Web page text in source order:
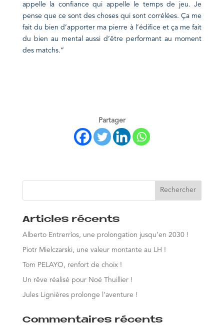
appelle la confiance qui appelle le temps de jeu. Je
pense que ce sont des choses qui sont corrélées. Ça me
fait du bien d’apporter ma pierre à l’édifice et ça me fait
du bien au mental aussi d’être performant au moment
des matchs.”
Partager
Articles récents
Alberto Entrerríos, une prolongation jusqu’en 2030 !
Piotr Mielczarski, une valeur montante au LH !
Tom PELAYO, renfort de choix !
Un rêve réalisé pour Noé Thuillier !
Jules Lignières prolonge l’aventure !
Commentaires récents